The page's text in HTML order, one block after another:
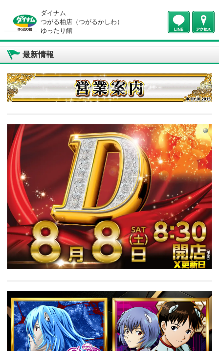
ダイナム
つがる柏店（つがるかしわ）
ゆったり館
最新情報